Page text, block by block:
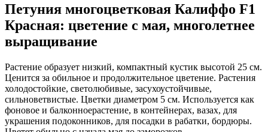
Петуния многоцветковая Калиффо F1
Красная: цветение с мая, многолетнее
выращивание
Растение образует низкий, компактный кустик высотой 25 см.
Ценится за обильное и продолжительное цветение. Растения
холодостойкие, светолюбивые, засухоустойчивые,
сильноветвистые. Цветки диаметром 5 см. Используется как
фоновое и балконноерастение, в контейнерах, вазах, для
украшения подоконников, для посадки в рабатки, бордюры.